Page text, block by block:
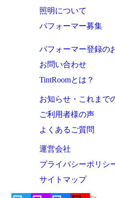
照明について
パフォーマー募集
パフォーマー登録の
お問い合わせ
TintRoomとは？
お知らせ・これまで
ご利用者様の声
よくあるご質問
運営会社
プライバシーポリシ
サイトマップ